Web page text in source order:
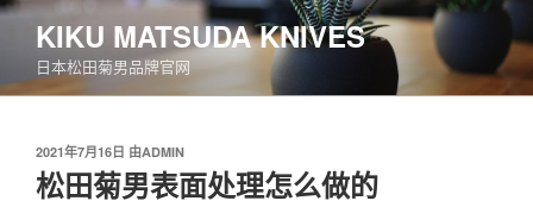
跳
容
KIKU MATSUDA KNIVES
日本松田菊男品牌官网
发
布
于
2021年7月16日 由ADMIN
松田菊男表面处理怎么做的